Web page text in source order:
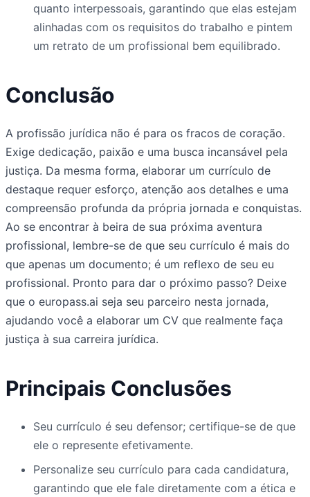
quanto interpessoais, garantindo que elas estejam
alinhadas com os requisitos do trabalho e pintem
um retrato de um profissional bem equilibrado.
Conclusão
A profissão jurídica não é para os fracos de coração.
Exige dedicação, paixão e uma busca incansável pela
justiça. Da mesma forma, elaborar um currículo de
destaque requer esforço, atenção aos detalhes e uma
compreensão profunda da própria jornada e conquistas.
Ao se encontrar à beira de sua próxima aventura
profissional, lembre-se de que seu currículo é mais do
que apenas um documento; é um reflexo de seu eu
profissional. Pronto para dar o próximo passo? Deixe
que o europass.ai seja seu parceiro nesta jornada,
ajudando você a elaborar um CV que realmente faça
justiça à sua carreira jurídica.
Principais Conclusões
Seu currículo é seu defensor; certifique-se de que
ele o represente efetivamente.
Personalize seu currículo para cada candidatura,
garantindo que ele fale diretamente com a ética e